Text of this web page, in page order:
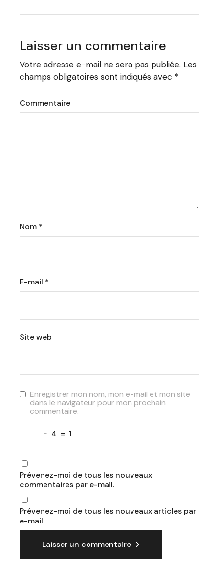
Laisser un commentaire
Votre adresse e-mail ne sera pas publiée. Les
champs obligatoires sont indiqués avec *
Commentaire
Nom *
E-mail *
Site web
Enregistrer mon nom, mon e-mail et mon site
dans le navigateur pour mon prochain
commentaire.
− 4 = 1
Prévenez-moi de tous les nouveaux
commentaires par e-mail.
Prévenez-moi de tous les nouveaux articles par
e-mail.
Laisser un commentaire